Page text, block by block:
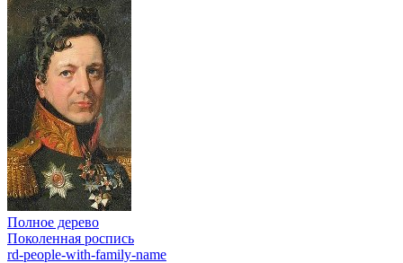
Полное дерево
Поколенная роспись
rd-people-with-family-name